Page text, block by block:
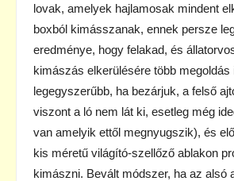
lovak, amelyek hajlamosak mindent
boxból kimásszanak, ennek persze
eredménye, hogy felakad, és
kimászás elkerülésére több megoldás
legegyszerűbb, ha bezárjuk, a felső
viszont a ló nem lát ki, esetleg még
van amelyik ettől megnyugszik), és
kis méretű világító-szellőző ablakon
kimászni. Bevált módszer, ha az alsó